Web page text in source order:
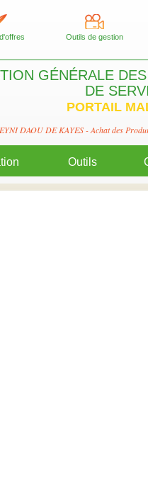
Outils de gestion
GÉNÉRALE
DE
PORTAIL
DAOU DE KAYES - Achat des
Outils